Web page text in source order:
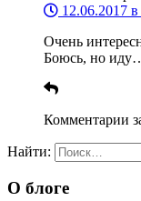
12.06.2017
Очень
Боюсь, но
Комментарии
Найти:
О блоге